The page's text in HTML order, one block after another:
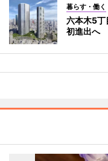
暮らす・働く
六本木5
初進出へ